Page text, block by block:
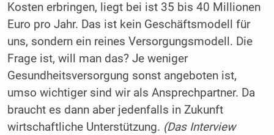
Kosten erbringen, liegt bei ist 35 bis 40 Millionen
Euro pro Jahr. Das ist kein Geschäftsmodell für
uns, sondern ein reines Versorgungsmodell. Die
Frage ist, will man das? Je weniger
Gesundheitsversorgung sonst angeboten ist,
umso wichtiger sind wir als Ansprechpartner. Da
braucht es dann aber jedenfalls in Zukunft
wirtschaftliche Unterstützung. (Das Interview